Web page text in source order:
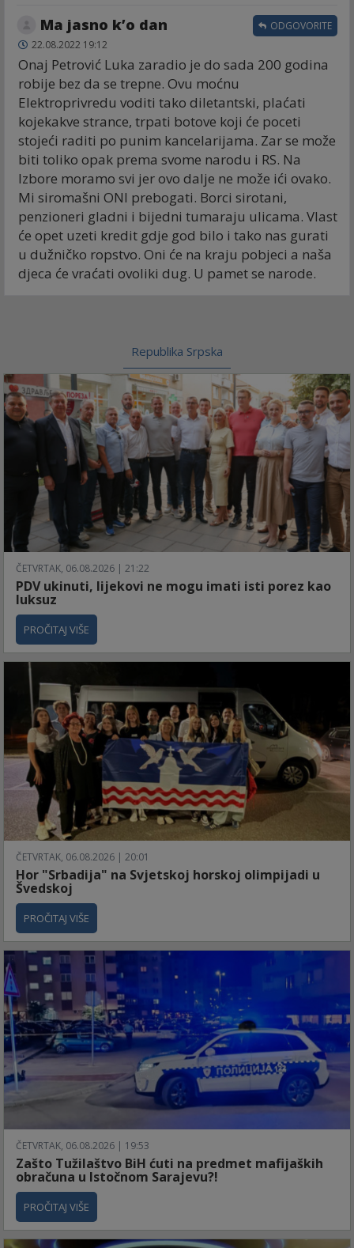
Ma jasno k’o dan
22.08.2022 19:12
Onaj Petrović Luka zaradio je do sada 200 godina
robije bez da se trepne. Ovu moćnu
Elektroprivredu voditi tako diletantski, plaćati
kojekakve strance, trpati botove koji će poceti
stojeći raditi po punim kancelarijama. Zar se može
biti toliko opak prema svome narodu i RS. Na
Izbore moramo svi jer ovo dalje ne može ići ovako.
Mi siromašni ONI prebogati. Borci sirotani,
penzioneri gladni i bijedni tumaraju ulicama. Vlast
će opet uzeti kredit gdje god bilo i tako nas gurati
u dužničko ropstvo. Oni će na kraju pobjeci a naša
djeca će vraćati ovoliki dug. U pamet se narode.
ODGOVORITE
Republika Srpska
ČETVRTAK, 06.08.2026 | 21:22
PDV ukinuti, lijekovi ne mogu imati isti porez kao
luksuz
PROČITAJ VIŠE
ČETVRTAK, 06.08.2026 | 20:01
Hor "Srbadija" na Svjetskoj horskoj olimpijadi u
Švedskoj
PROČITAJ VIŠE
ČETVRTAK, 06.08.2026 | 19:53
Zašto Tužilaštvo BiH ćuti na predmet mafijaških
obračuna u Istočnom Sarajevu?!
PROČITAJ VIŠE